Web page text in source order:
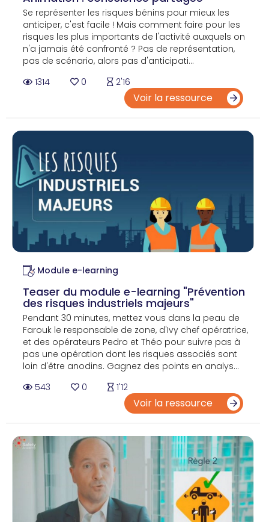
Se représenter les risques bénins pour mieux les
anticiper, c'est facile ! Mais comment faire pour les
risques les plus importants de l'activité auxquels on
n'a jamais été confronté ? Pas de représentation,
pas de scénario, alors pas d'anticipati...
1314
0 2'16
Voir la ressource
Module e-learning
Teaser du module e-learning "Prévention
des risques industriels majeurs"
Pendant 30 minutes, mettez vous dans la peau de
Farouk le responsable de zone, d'Ivy chef opératrice,
et des opérateurs Pedro et Théo pour suivre pas à
pas une opération dont les risques associés sont
loin d'être anodins. Gagnez des points en analys...
543
0 1'12
Voir la ressource